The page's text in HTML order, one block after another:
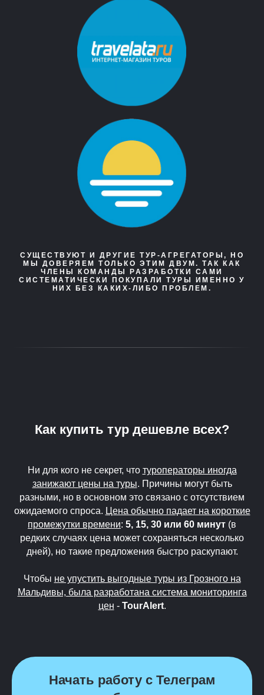
СУЩЕСТВУЮТ И ДРУГИЕ ТУР-АГРЕГАТОРЫ, НО
МЫ ДОВЕРЯЕМ ТОЛЬКО ЭТИМ ДВУМ. ТАК КАК
ЧЛЕНЫ КОМАНДЫ РАЗРАБОТКИ САМИ
СИСТЕМАТИЧЕСКИ ПОКУПАЛИ ТУРЫ ИМЕННО У
НИХ БЕЗ КАКИХ-ЛИБО ПРОБЛЕМ.
Как купить тур дешевле всех?
Ни для кого не секрет, что туроператоры иногда
занижают цены на туры. Причины могут быть
разными, но в основном это связано с отсутствием
ожидаемого спроса. Цена обычно падает на короткие
промежутки времени: 5, 15, 30 или 60 минут (в
редких случаях цена может сохраняться несколько
дней), но такие предложения быстро раскупают.
Чтобы не упустить выгодные туры из Грозного на
Мальдивы, была разработана система мониторинга
цен - TourAlert.
Начать работу с Телеграм